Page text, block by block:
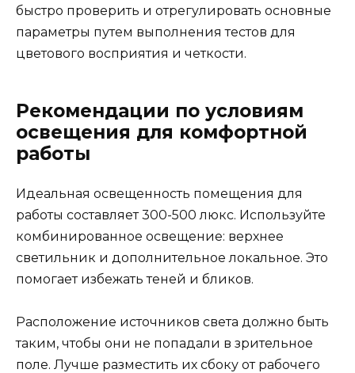
быстро проверить и отрегулировать основные
параметры путем выполнения тестов для
цветового восприятия и четкости.
Рекомендации по условиям
освещения для комфортной
работы
Идеальная освещенность помещения для
работы составляет 300-500 люкс. Используйте
комбинированное освещение: верхнее
светильник и дополнительное локальное. Это
помогает избежать теней и бликов.
Расположение источников света должно быть
таким, чтобы они не попадали в зрительное
поле. Лучше разместить их сбоку от рабочего